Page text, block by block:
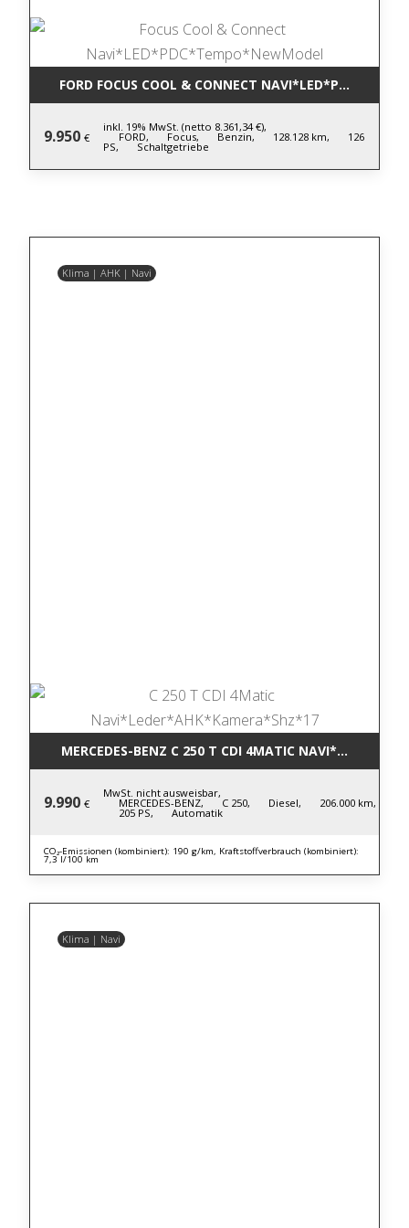
FORD FOCUS COOL & CONNECT
9.950 €
inkl. 19% MwSt. (netto 8.361,34 €),
FORD, Focus, Benzin, 128.128 km, 126
PS, Schaltgetriebe
Klima | AHK | Navi
MERCEDES-BENZ C 250 T CDI 4MATIC
9.990 €
MwSt. nicht ausweisbar,
MERCEDES-BENZ, C 250, Diesel, 206.000 km,
205 PS, Automatik
CO₂-Emissionen (kombiniert): 190 g/km, Kraftstoffverbrauch (kombiniert):
7,3 l/100 km
Klima | Navi